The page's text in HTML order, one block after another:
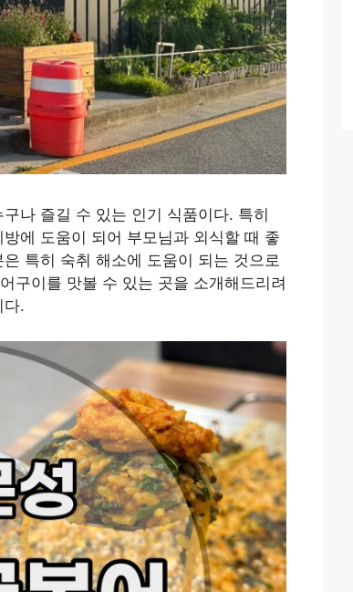
나 즐길 수 있는 인기 식품이다. 특히
에 도움이 되어 부모님과 외식할 때 좋
특히 숙취 해소에 도움이 되는 것으로
구이를 맛볼 수 있는 곳을 소개해드리려
다.